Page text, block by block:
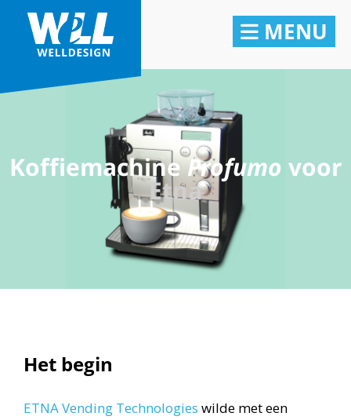
MENU
KoffiemachineProfumo voor
Etna
Het begin
ETNA Vending Technologies wilde met een